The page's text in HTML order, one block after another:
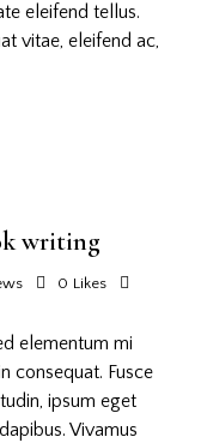
eleifend tellus.
vitae, eleifend ac,
writing
0 Likes
elementum mi
consequat. Fusce
ipsum eget
Vivamus